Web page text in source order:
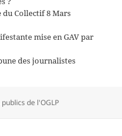
du Collectif 8 Mars
mise en GAV par
des journalistes
de l'OGLP